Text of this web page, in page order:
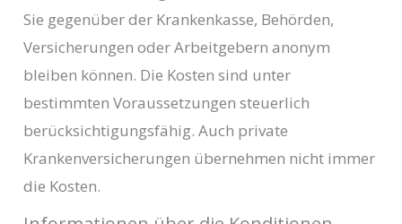
Sie gegenüber der Krankenkasse, Behörden,
Versicherungen oder Arbeitgebern anonym
bleiben können. Die Kosten sind unter
bestimmten Voraussetzungen steuerlich
berücksichtigungsfähig. Auch private
Krankenversicherungen übernehmen nicht immer
die Kosten.